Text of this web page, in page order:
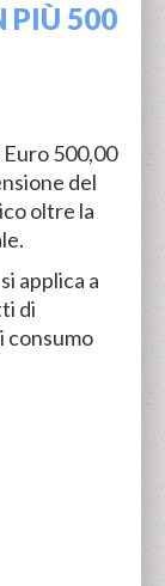
PIÙ 500
500,00
del
oltre la
applica a
di
consumo